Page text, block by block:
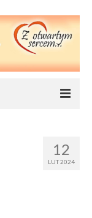
12
LUT 2024